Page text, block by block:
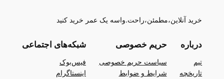
خرید آنلاین،مطمئن،راحت.واسه یک عمر خرید کنید
درباره
تیم
تاریخچه
حریم خصوصی
سیاست حریم خصوصی
شرایط و ضوابط
شبکه‌های اجتماعی
فیس‌بوک
اینستاگرام